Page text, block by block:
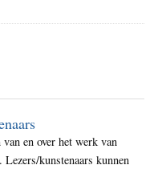
en over het werk van
kunstenaars kunnen